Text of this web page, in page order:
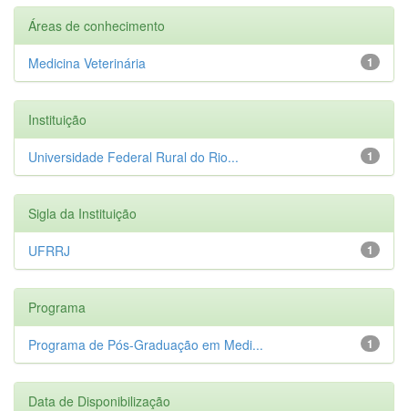
Áreas de conhecimento
1
Medicina Veterinária
Instituição
1
Universidade Federal Rural do Rio...
Sigla da Instituição
1
UFRRJ
Programa
1
Programa de Pós-Graduação em Medi...
Data de Disponibilização